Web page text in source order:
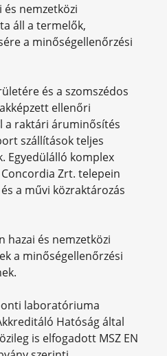
és nemzetközi
áll a termelők,
a minőségellenőrzési
és a szomszédos
ellenőri
a raktári áruminősítés
szállítások teljes
Egyedülálló komplex
Zrt. telepein
a művi közraktározás
hazai és nemzetközi
a minőségellenőrzési
laboratóriuma
Hatóság által
is elfogadott MSZ EN